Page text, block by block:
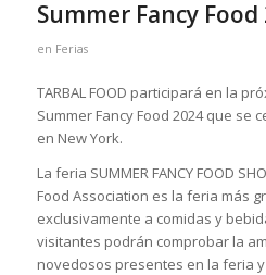
Summer Fancy Food
en Ferias
TARBAL FOOD participará en la
Summer Fancy Food 2024 que se
en New York.
La feria SUMMER FANCY FOOD
Food Association es la feria más
exclusivamente a comidas y
visitantes podrán comprobar la
novedosos presentes en la feria